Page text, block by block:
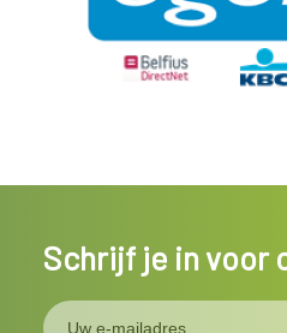
Schrijf je in voor